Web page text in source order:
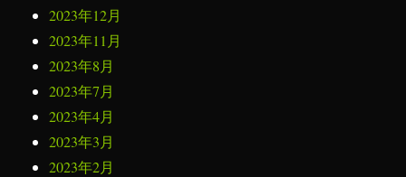
2023年12月
2023年11月
2023年8月
2023年7月
2023年4月
2023年3月
2023年2月